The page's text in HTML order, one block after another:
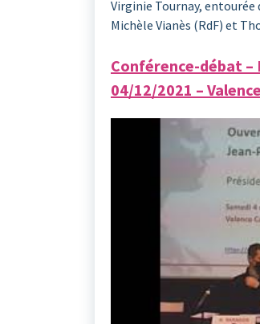
Virginie Tournay, entourée
Michèle Vianès (RdF) et
Conférence-débat
04/12/2021 – Valence